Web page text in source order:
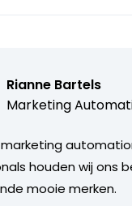
Rianne Bartels
Marketing
marketing
houden wij ons
mooie merken.